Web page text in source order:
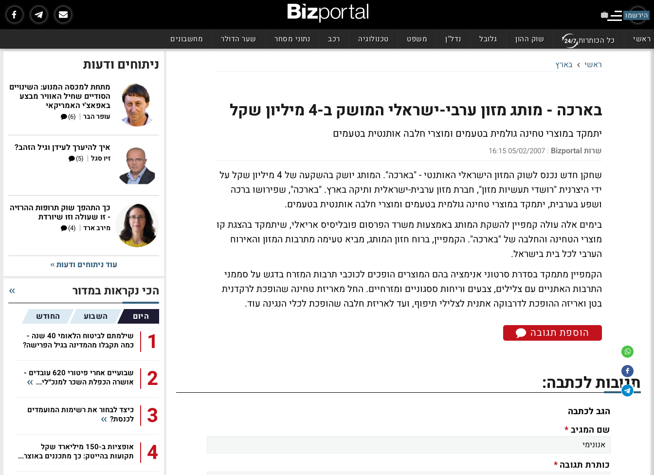
הירשמו
ראשי כל הכותרות שוק ההון גלובל נדל"ן משפט טכנולוגיה רכב נתוני מסחר שער הדולר מחשבונים
ראשי בארץ
בארכה - מותג מזון ערבי-ישראלי המושק ב-4 מיליון שקל
יתמקד במוצרי טחינה גולמית בטעמים ומוצרי חלבה אותנטית בטעמים
שרות Bizportal |
05/02/2007 16:15
שחקן חדש נכנס לשוק המזון הישראלי האותנטי - "בארכה". המותג יושק בהשקעה של 4 מיליון שקל על
ידי היצרנית "רושדי תעשיות מזון", חברת מזון ערבית-ישראלית ותיקה בארץ. "בארכה", שפירושו ברכה
ושפע בערבית, יתמקד במוצרי טחינה גולמית בטעמים ומוצרי חלבה אותנטית בטעמים.
בימים אלה עולה קמפיין להשקת המותג באמצעות משרד הפרסום פובליסיס אריאלי, שיתמקד בהצגת קו
מוצרי הטחינה והחלבה של "בארכה". הקמפיין, ברוח חזון המותג, מביא טעימה מתרבות המזון והאירוח
הערבי לכל בית בישראל.
הקמפיין מתמקד בסדרת סרטוני אנימציה בהם המוצרים הופכים לכוכבי תרבות המזרח בדגש על סממני
התרבות האתניים עם צלילים, צבעים וריחות ססגוניים ומזרחיים. החל מאריזת טחינה שהופכת לרקדנית
בטן ואריזה ההופכת לדרבוקה אתנית לצלילי תיפוף, ועד לאריזת חלבה שהופכת לכלי הנגינה עוד.
הוספת תגובה
תגובות לכתבה:
הגב לכתבה
שם המגיב*
כותרת תגובה*
ניתוחים ודעות
מתחת למכסה המנוע: השינויים
הסודיים שחיל האוויר מבצע
באפאצ'י האמריקאי
עופר הבר |
(6)
איך להיערך לעידן וגיל הזהב?
זיו סגל |
(5)
כך התהפך שוק תרופות ההרזיה
- זו שעולה וזו שיורדת
מירב ארד |
(4)
עוד ניתוחים ודעות
הכי נקראות במדור
היום השבוע החודש
1
שילמתם לביטוח הלאומי 40 שנה -
כמה תקבלו מהמדינה בגיל הפרישה?
2
שבועיים אחרי פיטורי 620 עובדים -
אושרה הכפלת השכר למנכ״לי...
3
כיצד לבחור את רשימות המועמדים
לכנסת?
4
אופציות ב-150 מיליארד שקל
תקועות בהייטק: כך מתכננים באוצר...